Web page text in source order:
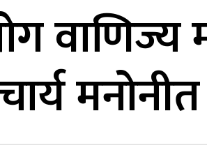
मनोनीत